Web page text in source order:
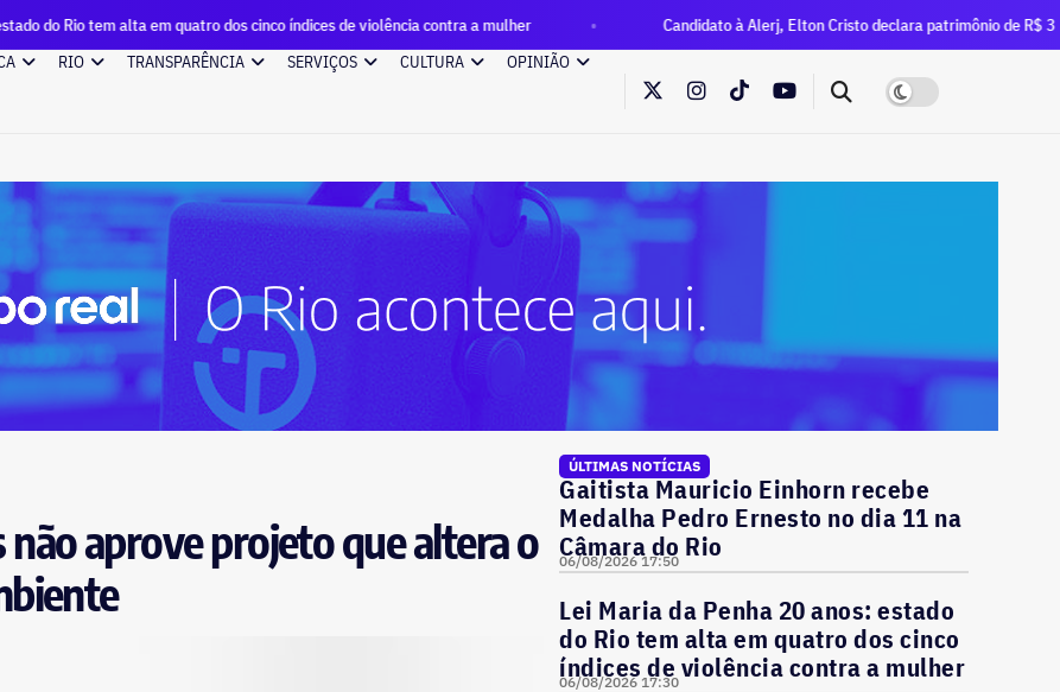
tem alta em quatro dos cinco índices de violência contra a mulher
Candidato à Alerj, Elton Cristo declara patrimônio de R$ 3 milhões —
RIO TRANSPARÊNCIA SERVIÇOS CULTURA OPINIÃO
não aprove projeto que altera o
ÚLTIMAS NOTÍCIAS
Gaitista Mauricio Einhorn recebe
Medalha Pedro Ernesto no dia 11 na
Câmara do Rio
06/08/2026 17:50
Lei Maria da Penha 20 anos: estado
do Rio tem alta em quatro dos cinco
índices de violência contra a mulher
06/08/2026 17:30